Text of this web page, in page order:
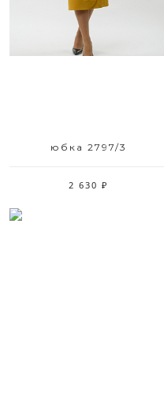
Размерный ряд
42 44
юбка 2797/3
2 630 ₽